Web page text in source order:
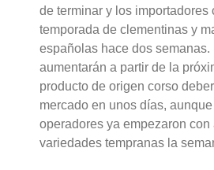
de terminar y los importadores
temporada de clementinas y
españolas hace dos
aumentarán a partir de la
producto de origen corso
mercado en unos días,
operadores ya empezaron con
variedades tempranas la